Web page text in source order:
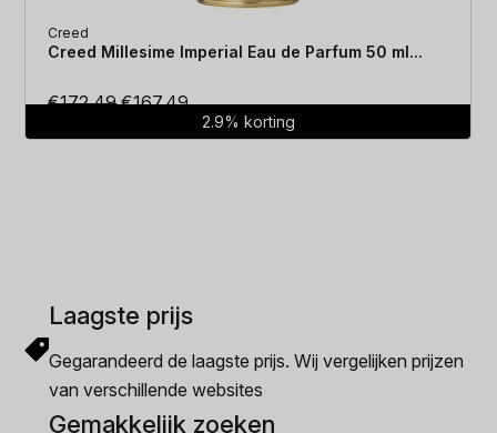
Creed
Creed Millesime Imperial Eau de Parfum 50 ml...
€172.49Oorspronkelijke
€167.49Huidige
prijs
2.9% korting
Laagste prijs
Gegarandeerd de laagste prijs. Wij vergelijken prijzen
van verschillende websites
Gemakkelijk zoeken